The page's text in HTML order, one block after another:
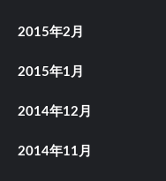
2015年2月
2015年1月
2014年12月
2014年11月